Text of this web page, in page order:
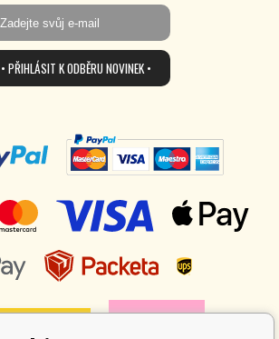
• PŘIHLÁSIT K ODBĚRU NOVINEK •